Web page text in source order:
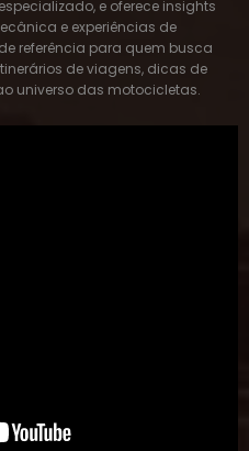
e experiências de
referência para quem busca
de viagens, dicas de
universo das motocicletas.